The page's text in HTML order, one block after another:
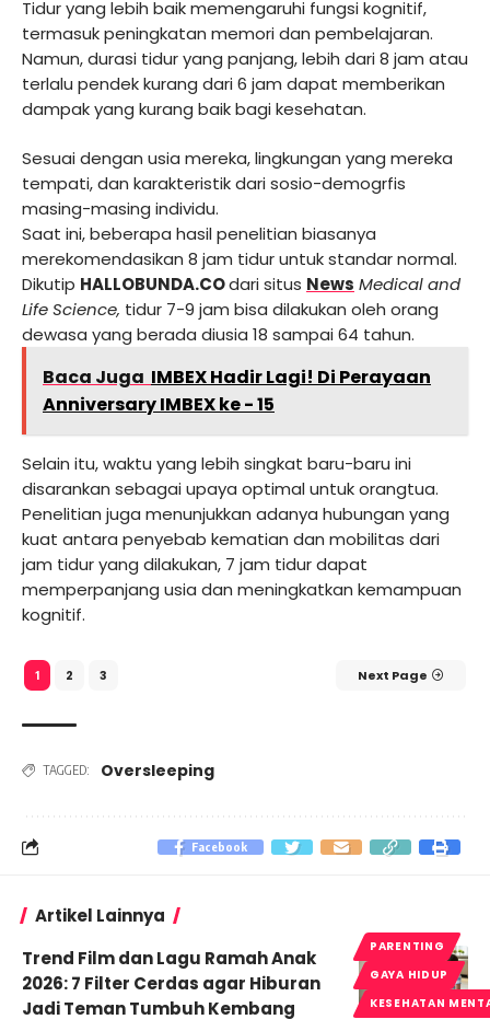
Tidur yang lebih baik memengaruhi fungsi kognitif,
termasuk peningkatan memori dan pembelajaran.
Namun, durasi tidur yang panjang, lebih dari 8 jam atau
terlalu pendek kurang dari 6 jam dapat memberikan
dampak yang kurang baik bagi kesehatan.
Sesuai dengan usia mereka, lingkungan yang mereka
tempati, dan karakteristik dari sosio-demogrfis
masing-masing individu.
Saat ini, beberapa hasil penelitian biasanya
merekomendasikan 8 jam tidur untuk standar normal.
Dikutip HALLOBUNDA.COdari situs News Medical and
Life Science, tidur 7-9 jam bisa dilakukan oleh orang
dewasa yang berada diusia 18 sampai 64 tahun.
Baca Juga IMBEX Hadir Lagi! Di Perayaan
Anniversary IMBEX ke - 15
Selain itu, waktu yang lebih singkat baru-baru ini
disarankan sebagai upaya optimal untuk orangtua.
Penelitian juga menunjukkan adanya hubungan yang
kuat antara penyebab kematian dan mobilitas dari
jam tidur yang dilakukan, 7 jam tidur dapat
memperpanjang usia dan meningkatkan kemampuan
kognitif.
1 2 3 Next Page
TAGGED: Oversleeping
Facebook
Artikel Lainnya
PARENTING
GAYA HIDUP
KESEHATAN
Trend Film dan Lagu Ramah Anak
2026: 7 Filter Cerdas agar Hiburan
Jadi Teman Tumbuh Kembang